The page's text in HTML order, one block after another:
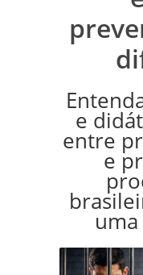
e
entre
e